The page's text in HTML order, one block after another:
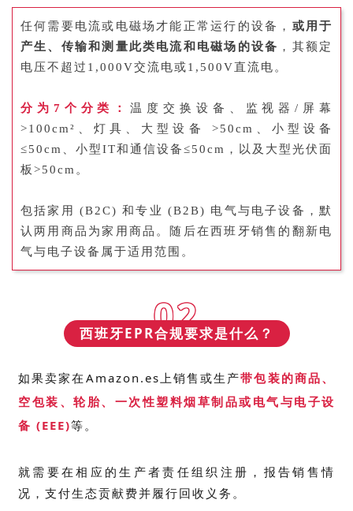
任何需要电流或电磁场才能正常运行的设备， 或用于
产生、传输和测量此类电流和电磁场的设备 ，其额定
电压不超过1,000V交流电或1,500V直流电。
分为7个分类：温度交换设备、监视器/屏幕
>100cm²、灯具、大型设备 >50cm、小型设备
≤50cm、小型IT和通信设备≤50cm，以及大型光伏面
板>50cm。
包括家用 (B2C) 和专业 (B2B) 电气与电子设备，默
认两用商品为家用商品。随后在西班牙销售的翻新电
气与电子设备属于适用范围。
02
西班牙EPR合规要求是什么？
如果卖家在Amazon.es 上销售或生产带包装的商品、
空包装、轮胎、一次性塑料烟草制品或电气与电子设
备 (EEE)等。
就 需要在相应的生产者责任组织注册，报告销售情
况，支付生态贡献费并履行回收义务。